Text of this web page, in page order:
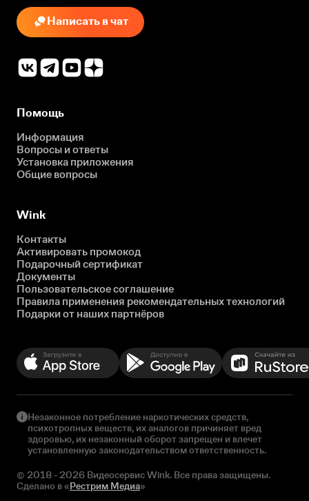
Написать в чат
Помощь
Информация
Вопросы и ответы
Установка приложения
Общие вопросы
Wink
Контакты
Активировать промокод
Подарочный сертификат
Документы
Пользовательское соглашение
Правила применения рекомендательных технологий
Подарки от наших партнёров
Незаконное потребление наркотических средств,
психотропных веществ, их аналогов причиняет вред
здоровью, их незаконный оборот запрещен и влечет
установленную законодательством ответственность.
© 2018 - 2026 Видеосервис Wink. Все права защищены.
Сделано в «Рестрим Медиа»